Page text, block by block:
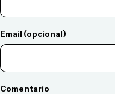
Email (opcional)
Comentario